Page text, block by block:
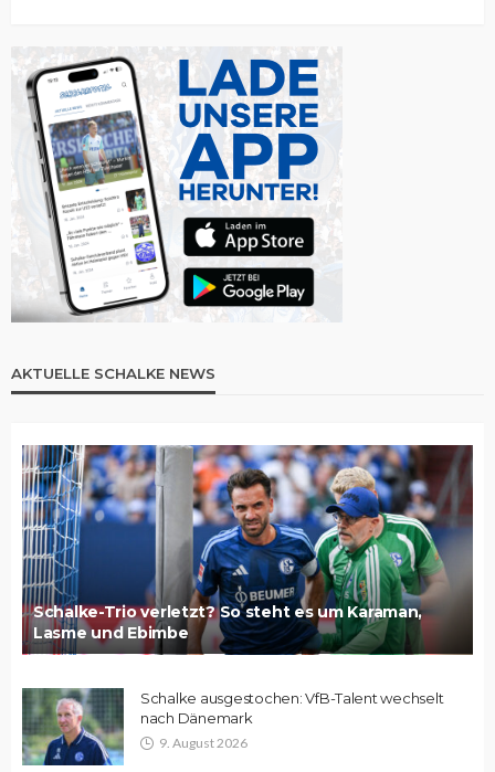
AKTUELLE SCHALKE NEWS
Schalke-Trio verletzt? So steht es um Karaman,
Lasme und Ebimbe
Schalke ausgestochen: VfB-Talent wechselt
nach Dänemark
9. August 2026